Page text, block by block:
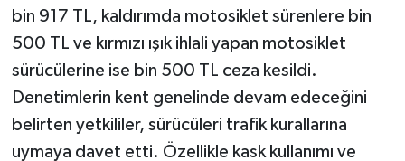
bin 917 TL, kaldırımda motosiklet sürenlere bin
500 TL ve kırmızı ışık ihlali yapan motosiklet
sürücülerine ise bin 500 TL ceza kesildi.
Denetimlerin kent genelinde devam edeceğini
belirten yetkililer, sürücüleri trafik kurallarına
uymaya davet etti. Özellikle kask kullanımı ve